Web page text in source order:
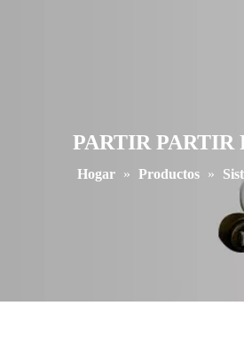
PARTIR PARTIR
Hogar » Productos »